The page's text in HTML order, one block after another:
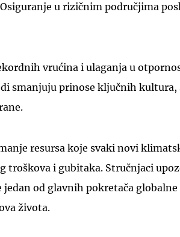
u rizičnim područjima
vrućina i ulaganja u
smanjuju prinose ključnih kultura,
resursa koje svaki novi
troškova i gubitaka. Stručnjaci
od glavnih pokretača globalne
života.